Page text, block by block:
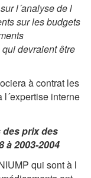
l´analyse de l
sur les budgets
devraient être
à contrat les
interne
prix des
à 2003-2004
qui sont à l